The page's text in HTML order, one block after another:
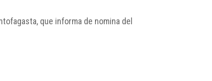
que informa de nomina del